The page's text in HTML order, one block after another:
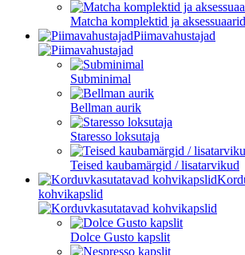
Matcha komplektid ja aksessuaarid
Piimavahustajad
Subminimal
Bellman aurik
Staresso loksutaja
Teised kaubamärgid / lisatarvikud
kohvikapslid
Dolce Gusto kapslit